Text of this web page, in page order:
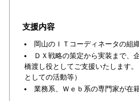
支援内容
岡山のＩＴコーディネータの組織
ＤＸ戦略の策定から実装まで、
橋渡し役としてご支援いたします
としての活動等）
業務系、Ｗｅｂ系の専門家が在